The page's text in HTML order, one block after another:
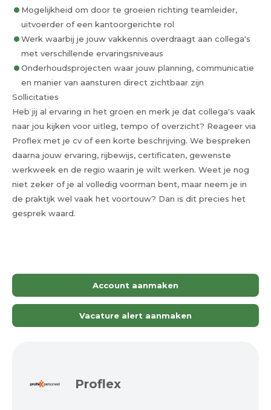
Mogelijkheid om door te groeien richting teamleider,
uitvoerder of een kantoorgerichte rol
Werk waarbij je jouw vakkennis overdraagt aan collega's
met verschillende ervaringsniveaus
Onderhoudsprojecten waar jouw planning, communicatie
en manier van aansturen direct zichtbaar zijn
Sollicitaties
Heb jij al ervaring in het groen en merk je dat collega's vaak
naar jou kijken voor uitleg, tempo of overzicht? Reageer via
Proflex met je cv of een korte beschrijving. We bespreken
daarna jouw ervaring, rijbewijs, certificaten, gewenste
werkweek en de regio waarin je wilt werken. Weet je nog
niet zeker of je al volledig voorman bent, maar neem je in
de praktijk wel vaak het voortouw? Dan is dit precies het
gesprek waard.
Account aanmaken
Vacature alert aanmaken
Proflex